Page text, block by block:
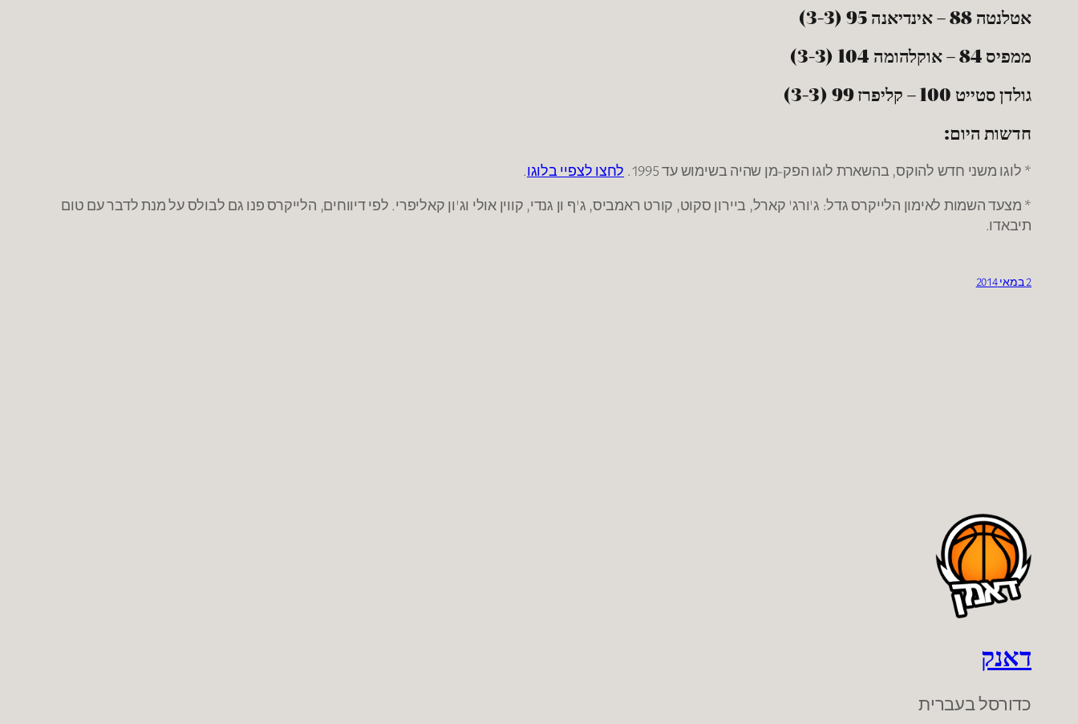
אטלנטה 88 – אינדיאנה 95 (3-3)
ממפיס 84 – אוקלהומה 104 (3-3)
גולדן סטייט 100 – קליפרז 99 (3-3)
חדשות היום:
* לוגו משני חדש להוקס, בהשארת לוגו הפק-מן שהיה בשימוש עד 1995. לחצו לצפיי בלוגו.
* מצעד השמות לאימון הלייקרס גדל: ג'ורג' קארל, ביירון סקוט, קורט ראמביס, ג'ף ון גנדי, קווין אולי וג'ון קאליפרי. לפי דיווחים, הלייקרס פנו גם לבולס על מנת לדבר עם טום
תיבאדו.
2 במאי 2014
דאנק
כדורסל בעברית